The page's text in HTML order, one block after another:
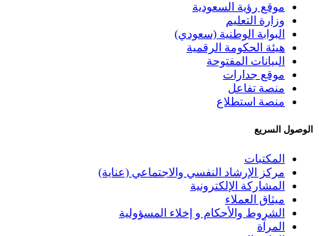
موقع رؤية السعودية
وزارة التعليم
البوابة الوطنية (سعودي)
هيئة الحكومة الرقمية
البيانات المفتوحة
موقع جدارات
منصة تفاعل
منصة استطلاع
الوصول السريع
المكتبات
مركز الإرشاد النفسي والاجتماعي (عناية)
المشاركة الإلكترونية
ميثاق العملاء
الشروط والأحكام و إخلاء المسؤولية
المرآة